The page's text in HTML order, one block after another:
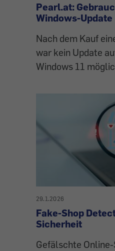
Pearl.at:
Windows-Update
Nach dem Kauf
war kein Update
Windows 11
29.1.2026
Fake-Shop
Sicherheit
Gefälschte